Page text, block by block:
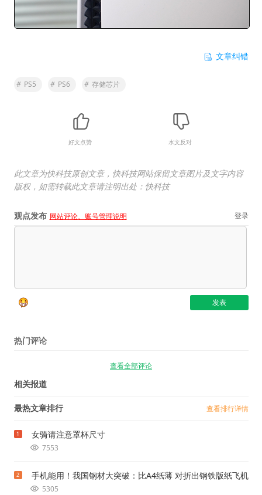
文章纠错
# PS5 # PS6 # 存储芯片
好文点赞 水文反对
此文章为快科技原创文章，快科技网站保留文章图片及文字内容
版权，如需转载此文章请注明出处：快科技
观点发布 网站评论、账号管理说明 登录
热门评论
查看全部评论
相关报道
最热文章排行 查看排行详情
1 女骑请注意罩杯尺寸
7553
2 手机能用！我国钢材大突破：比A4纸薄 对折出钢铁版纸飞机
5305